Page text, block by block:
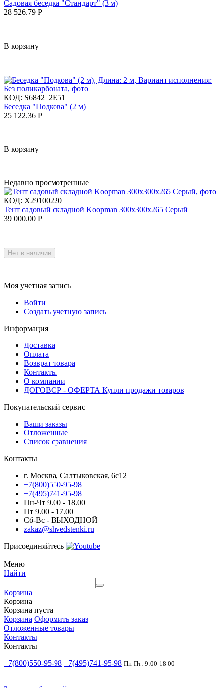
Садовая беседка "Стандарт" (3 м)
28 526.79 Р
В корзину
КОД: S6842_2E51
Беседка "Подкова" (2 м)
25 122.36 Р
В корзину
Недавно просмотренные
КОД: X29100220
Тент садовый складной Koopman 300x300x265 Серый
39 000.00 Р
Нет в наличии
Моя учетная запись
Войти
Создать учетную запись
Информация
Доставка
Оплата
Возврат товара
Контакты
О компании
ДОГОВОР - ОФЕРТА Купли продажи товаров
Покупательский сервис
Ваши заказы
Отложенные
Список сравнения
Контакты
г. Москва, Салтыковская, 6с12
+7(800)550-95-98
+7(495)741-95-98
Пн-Чт 9.00 - 18.00
Пт 9.00 - 17.00
Сб-Вс - ВЫХОДНОЙ
zakaz@shvedstenki.ru
Присоединяйтесь
Меню
Найти
Корзина
Корзина
Корзина пуста
Корзина Оформить заказ
Отложенные товары
Контакты
Контакты
+7(800)550-95-98 +7(495)741-95-98 Пн-Пт: 9:00-18:00